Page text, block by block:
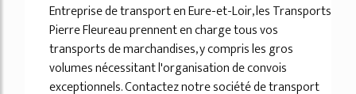
Entreprise de transport en Eure-et-Loir, les Transports
Pierre Fleureau prennent en charge tous vos
transports de marchandises, y compris les gros
volumes nécessitant l'organisation de convois
exceptionnels. Contactez notre société de transport